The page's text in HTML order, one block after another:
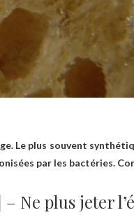
Le plus souvent
par les bactéries.
Ne plus jeter